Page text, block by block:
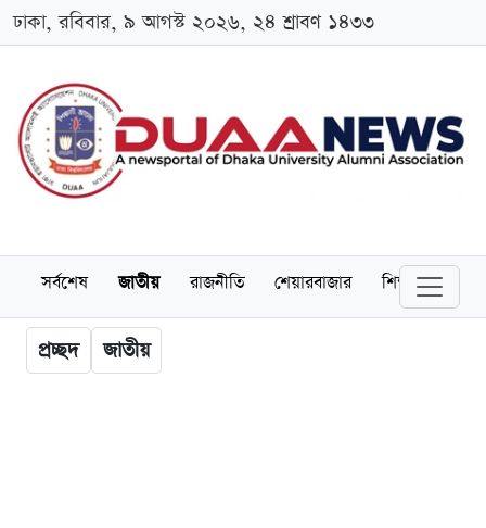
ঢাকা, রবিবার, ৯ আগস্ট ২০২৬, ২৪ শ্রাবণ ১৪৩৩
সর্বশেষ জাতীয় রাজনীতি শেয়ারবাজার শিক্ষা
প্রচ্ছদ জাতীয়